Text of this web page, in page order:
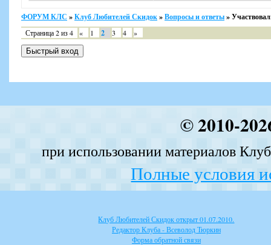
ФОРУМ КЛС »Клуб Любителей Скидок»Вопросы и ответы»
Страница2из4 « 1 2 3 4 »
© 2010-
при использовании материалов
Полные условия
Клуб Любителей Скидок открыт 01.07.2010.
Редактор Клуба - Всеволод Тюркин
Форма обратной связи